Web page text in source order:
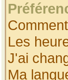
Les
J'ai
Ma